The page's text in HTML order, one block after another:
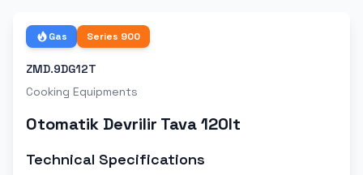
Gas Series 900
ZMD.9DG12T
Cooking Equipments
Otomatik Devrilir Tava 120lt
Technical Specifications